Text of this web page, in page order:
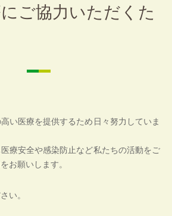
ご協力いただくた
い医療を提供するため日々努力していま
療安全や感染防止など私たちの活動をご
お願いします。
い。